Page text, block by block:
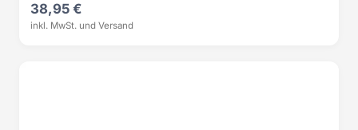
38,95 €
inkl. MwSt. und Versand